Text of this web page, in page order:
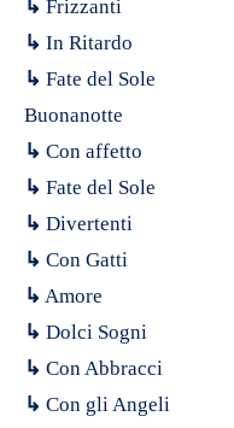
↳ Frizzanti
↳ In Ritardo
↳ Fate del Sole
Buonanotte
↳ Con affetto
↳ Fate del Sole
↳ Divertenti
↳ Con Gatti
↳ Amore
↳ Dolci Sogni
↳ Con Abbracci
↳ Con gli Angeli